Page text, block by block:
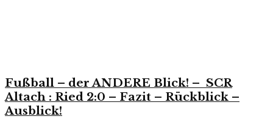
Fußball – der ANDERE Blick! – SCR
Altach : Ried 2:0 – Fazit – Rückblick –
Ausblick!